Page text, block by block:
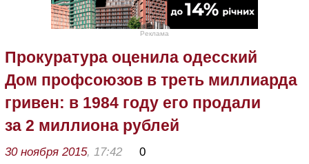
Реклама
Прокуратура оценила одесский
Дом профсоюзов в треть миллиарда
гривен: в 1984 году его продали
за 2 миллиона рублей
30 ноября 2015, 17:42 0